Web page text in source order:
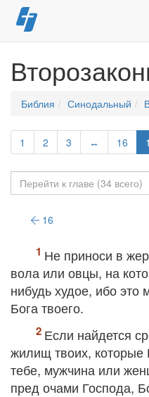
Перейти
к
Библия Синодальный
1 2 3 ↔ 16
16
Не приноси в
вола или овцы, на
нибудь худое, ибо это
Бога твоего.
Если найдется
жилищ твоих, которые
тебе, мужчина или
пред очами Господа,